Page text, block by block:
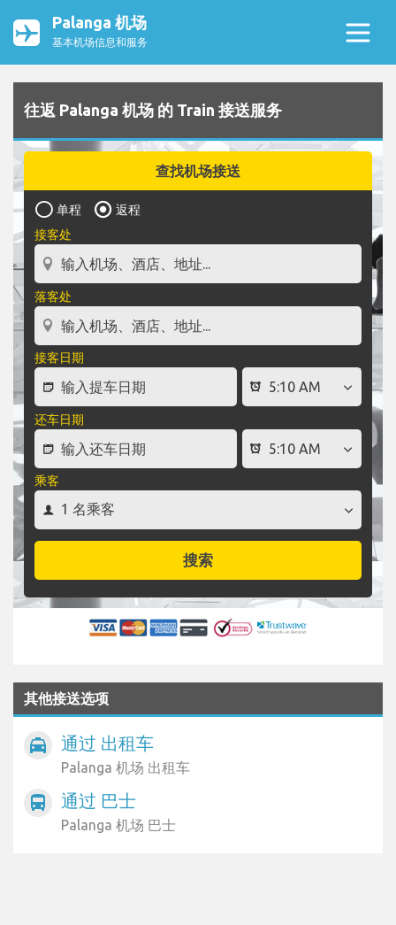
Palanga 机场
基本机场信息和服务
往返 Palanga 机场 的 Train 接送服务
查找机场接送
单程
返程
接客处
落客处
接客日期
还车日期
乘客
搜索
其他接送选项
local_taxi 通过 出租车
Palanga 机场 出租车
directions_bus 通过 巴士
Palanga 机场 巴士